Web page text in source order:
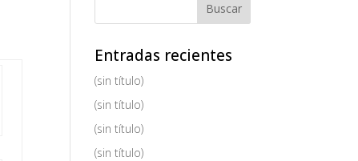
Entradas recientes
(sin título)
(sin título)
(sin título)
(sin título)